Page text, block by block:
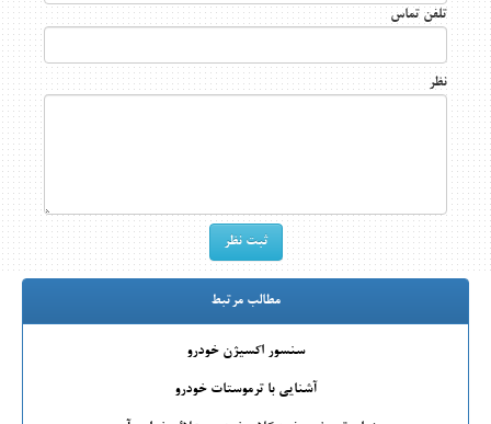
تلفن تماس
نظر
مطالب مرتبط
سنسور اکسیژن خودرو
آشنایی با ترموستات خودرو